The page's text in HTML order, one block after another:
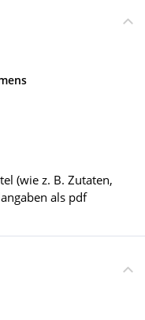
(wie z. B. Zutaten,
als pdf